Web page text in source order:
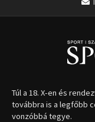
Túl a 18. X-en és
továbbra is a legfőbb
vonzóbbá tegye.